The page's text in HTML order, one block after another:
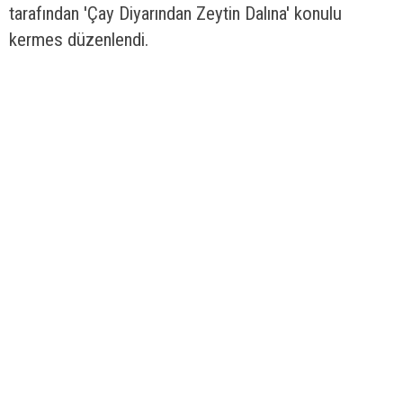
tarafından 'Çay Diyarından Zeytin Dalına' konulu
kermes düzenlendi.